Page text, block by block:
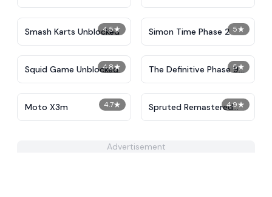
4.5★
Smash Karts Unblocked 5★
Simon Time Phase 2
4.8★
Squid Game Unblocked 5★
The Definitive Phase 9:
Demolition
4.7★
Moto X3m 4.9★
Spruted Remastered
Alternative Phase 2
Advertisement